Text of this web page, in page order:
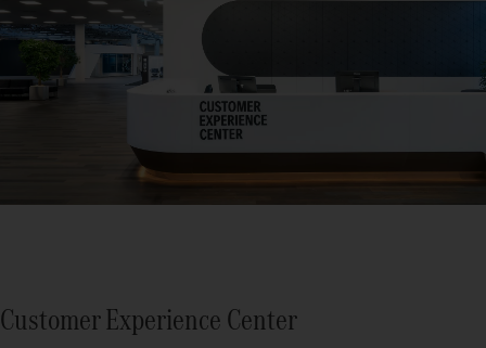
Customer Experience Center